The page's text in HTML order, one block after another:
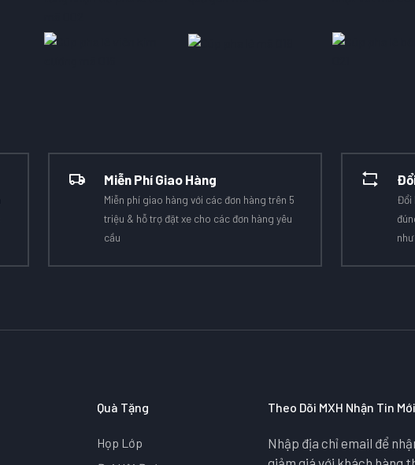
Miễn Phí Giao Hàng
Miễn phí giao hàng với các đơn hàng trên 5
triệu & hỗ trợ đặt xe cho các đơn hàng yêu
cầu
Đổi
Quà Tặng
Họp Lớp
Theo Dõi MXH Nhận Tin
Nhập địa chỉ email để